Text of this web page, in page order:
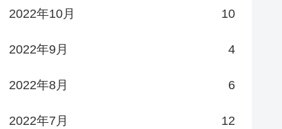
2022年10月 10
2022年9月 4
2022年8月 6
2022年7月 12